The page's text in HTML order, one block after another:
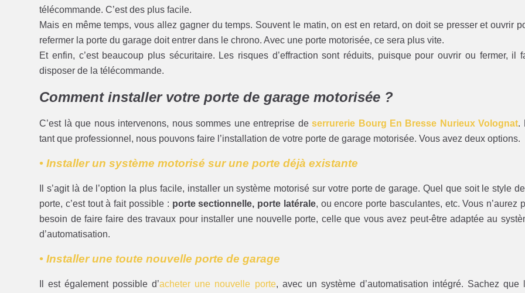
télécommande. C’est des plus facile.
Mais en même temps, vous allez gagner du temps. Souvent le matin, on est en retard, on doit se presser et ouvrir
refermer la porte du garage doit entrer dans le chrono. Avec une porte motorisée, ce sera plus vite.
Et enfin, c’est beaucoup plus sécuritaire. Les risques d’effraction sont réduits, puisque pour ouvrir ou fermer, il
disposer de la télécommande.
Comment installer votre porte de garage motorisée ?
C’est là que nous intervenons, nous sommes une entreprise deserrurerie Bourg En Bresse Nurieux Volognat.
tant que professionnel, nous pouvons faire l’installation de votre porte de garage motorisée. Vous avez deux options.
• Installer un système motorisé sur une porte déjà existante
Il s’agit là de l’option la plus facile, installer un système motorisé sur votre porte de garage. Quel que soit le style
porte, c’est tout à fait possible : porte sectionnelle, porte latérale, ou encore porte basculantes, etc. Vous n’aurez
besoin de faire faire des travaux pour installer une nouvelle porte, celle que vous avez peut-être adaptée au
d’automatisation.
• Installer une toute nouvelle porte de garage
Il est également possible d’acheter une nouvelle porte, avec un système d’automatisation intégré. Sachez que